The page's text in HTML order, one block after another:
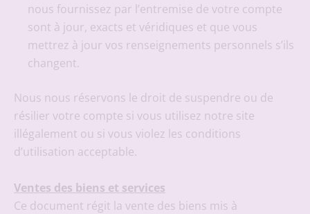
nous fournissez par l’entremise de votre compte
sont à jour, exacts et véridiques et que vous
mettrez à jour vos renseignements personnels s’ils
changent.
Nous nous réservons le droit de suspendre ou de
résilier votre compte si vous utilisez notre site
illégalement ou si vous violez les conditions
d’utilisation acceptable.
Ventes des biens et services
Ce document régit la vente des biens mis à